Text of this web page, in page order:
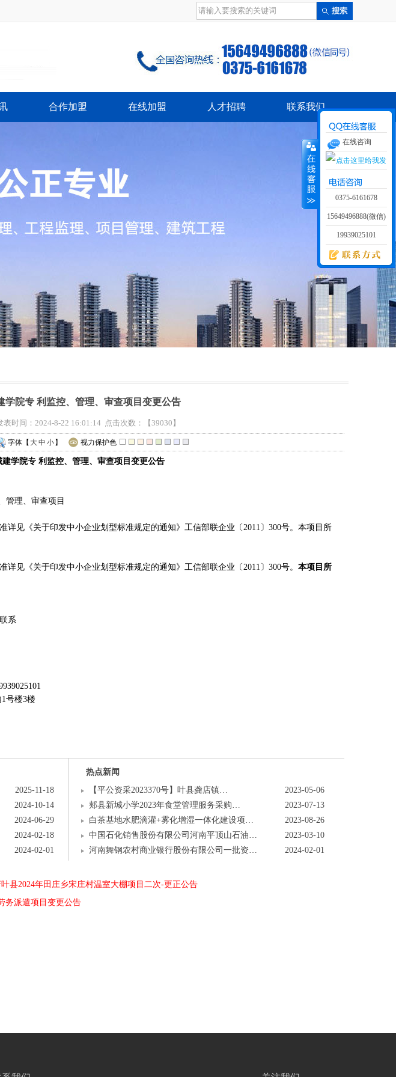
合作加盟 在线加盟 人才招聘 联系我们
学院专 利监控、管理、审查项目变更公告
时间：2024-8-22 16:01:14 点击次数： 【39030】
字体【 大中 小 】 视力保护色
建学院专 利监控、管理、审查项目 变更公告
管理、审查项目
详见《关于印发中小企业划型标准规定的通知》工信部联企业〔2011〕300号。 本项目所
详见《关于印发中小企业划型标准规定的通知》工信部联企业〔2011〕300号。 本项目所
系
1号楼3楼
2025-11-18
2024-10-14
2024-06-29
2024-02-18
2024-02-01
热点新闻
2023-05-06
【平公资采2023370号】叶县龚店镇…
2023-07-13
郏县新城小学2023年食堂管理服务采购…
2023-08-26
白茶基地水肥滴灌+雾化增湿一体化建设项…
2023-03-10
中国石化销售股份有限公司河南平顶山石油…
2024-02-01
河南舞钢农村商业银行股份有限公司一批资…
县2024年田庄乡宋庄村温室大棚项目二次-更正公告
务派遣项目变更公告
在线咨询
0375-6161678
15649496888(微信)
19939025101